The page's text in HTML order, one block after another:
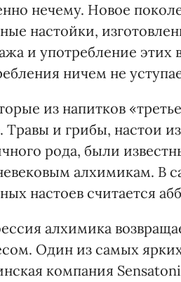
нечему. Новое
настойки,
и употребление этих
ничем не
из напитков
Травы и грибы, настои
рода, были
алхимикам. В
настоев считается
алхимика
Один из самых
компания